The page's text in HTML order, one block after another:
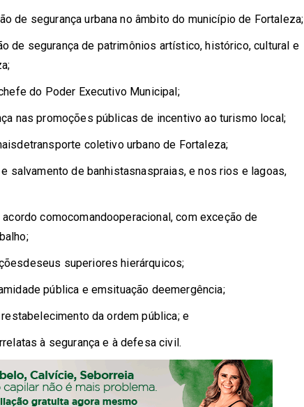
de segurança urbana no âmbito do município de Fortaleza;
de segurança de patrimônios artístico, histórico, cultural e
do Poder Executivo Municipal;
nas promoções públicas de incentivo ao turismo local;
coletivo urbano de Fortaleza;
salvamento de banhistasnaspraias, e nos rios e lagoas,
comocomandooperacional, com exceção de
superiores hierárquicos;
pública e emsituação deemergência;
da ordem pública; e
à segurança e à defesa civil.